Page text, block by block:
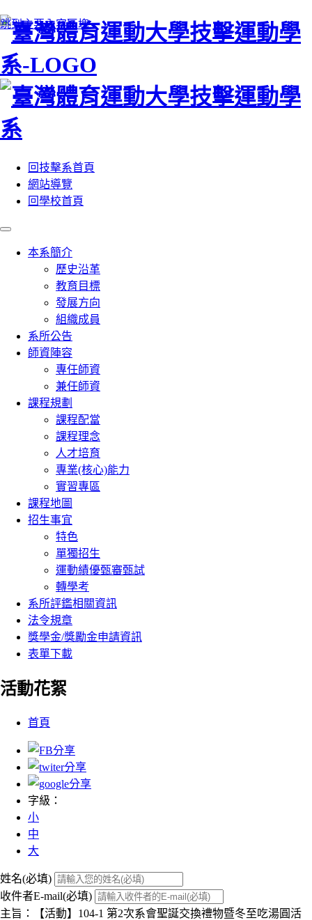
跳到主要內容區塊
:::
回技擊系首頁
網站導覽
回學校首頁
本系簡介
歷史沿革
教育目標
發展方向
組織成員
系所公告
師資陣容
專任師資
兼任師資
課程規劃
課程配當
課程理念
人才培育
專業(核心)能力
實習專區
課程地圖
招生事宜
特色
單獨招生
運動績優甄審甄試
轉學考
系所評鑑相關資訊
法令規章
獎學金/獎勵金申請資訊
表單下載
活動花絮
首頁
字級：
小
中
大
姓名(必填)
收件者E-mail(必填)
主旨：【活動】104-1 第2次系會聖誕交換禮物暨冬至吃湯圓活